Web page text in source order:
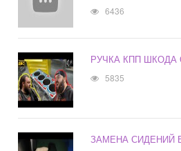
6436
РУЧКА КПП ШКОДА
5835
ЗАМЕНА СИДЕНИЙ